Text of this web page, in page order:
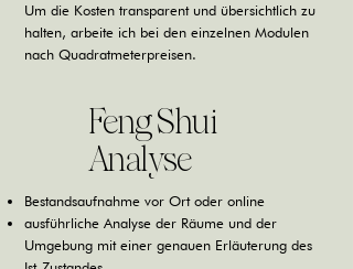
Um die Kosten transparent und übersichtlich zu
halten, arbeite ich bei den einzelnen Modulen
nach Quadratmeterpreisen.
Feng Shui
Analyse
Bestandsaufnahme vor Ort oder online
ausführliche Analyse der Räume und der
Umgebung mit einer genauen Erläuterung des